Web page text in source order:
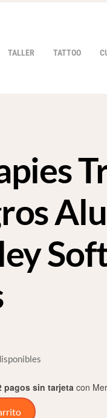
TALLER TATTOO
pagos sin tarjeta con